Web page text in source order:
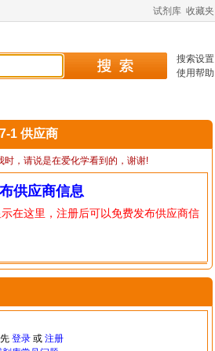
试剂库 收藏夹
搜索设置
使用帮助
1 供应商
时，请说是在爱化学看到的，谢谢!
供应商信息
在这里，注册后可以免费发布供应商信
登录或 注册